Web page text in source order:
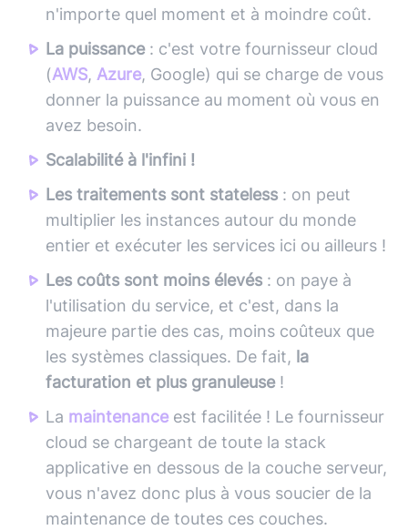
n'importe quel moment et à moindre coût.
La puissance: c'est votre fournisseur cloud
(AWS,Azure, Google) qui se charge de vous
donner la puissance au moment où vous en
avez besoin.
Scalabilité à l'infini !
Les traitements sont stateless : on peut
multiplier les instances autour du monde
entier et exécuter les services ici ou ailleurs !
Les coûts sont moins élevés : on paye à
l'utilisation du service, et c'est, dans la
majeure partie des cas, moins coûteux que
les systèmes classiques. De fait, la
facturation et plus granuleuse!
La maintenanceest facilitée ! Le fournisseur
cloud se chargeant de toute la stack
applicative en dessous de la couche serveur,
vous n'avez donc plus à vous soucier de la
maintenance de toutes ces couches.